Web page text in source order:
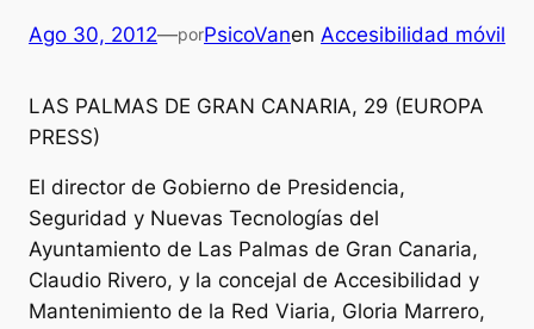
Ago 30, 2012—porPsicoVanen Accesibilidad móvil
LAS PALMAS DE GRAN CANARIA, 29 (EUROPA
PRESS)
El director de Gobierno de Presidencia,
Seguridad y Nuevas Tecnologías del
Ayuntamiento de Las Palmas de Gran Canaria,
Claudio Rivero, y la concejal de Accesibilidad y
Mantenimiento de la Red Viaria, Gloria Marrero,